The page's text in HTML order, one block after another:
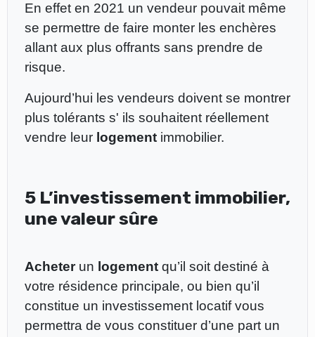
En effet en 2021 un vendeur pouvait même
se permettre de faire monter les enchères
allant aux plus offrants sans prendre de
risque.
Aujourd’hui les vendeurs doivent se montrer
plus tolérants s' ils souhaitent réellement
vendre leur logementimmobilier.
5 L’investissement immobilier,
une valeur sûre
Acheterun logementqu’il soit destiné à
votre résidence principale, ou bien qu’il
constitue un investissement locatif vous
permettra de vous constituer d’une part un